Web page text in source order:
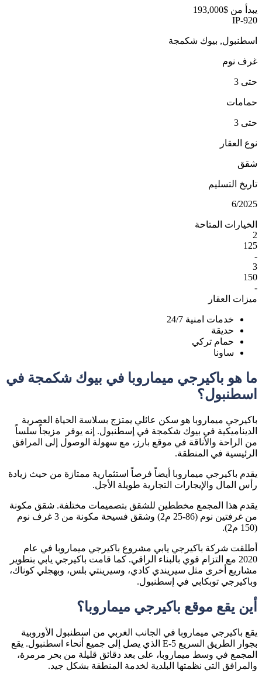
يبدأ من $193,000
IP-920
اسطنبول, بيوك شكمجة
غرف نوم
حتى 3
حمامات
حتى 3
نوع العقار
شقق
تاريخ التسليم
6/2025
الخيارات المتاحة
2
125
-
3
150
-
ميزات العقار
خدمات امنية 24/7
حديقة
حمام تركي
ساونا
ما هو باكيرجي ميماروبا في بيوك شكمجة في
اسطنبول؟
باكيرجي ميماروبا هو سكن عائلي يمتزج بسلاسة الحياة العصرية
الديناميكية في بيوك شكمجة في إسطنبول. إنه يوفر مزيجاً سلساً
من الراحة والأناقة في موقع بارز، مع سهولة الوصول إلى المرافق
الرئيسية في المنطقة.
يقدم باكيرجي ميماروبا أيضاً فرصاً استثمارية ممتازة من حيث زيادة
رأس المال والإيجارات التجارية طويلة الأجل.
يقدم هذا المجمع مخططين للشقق بتصميمات مختلفة. شقق مكونة
من غرفتين نوم (86-25 م2) وشقق فسيحة مكونة من 3 غرف نوم
(150 م2).
أطلقت شركة باكيرجي يابي مشروع باكيرجي ميماروبا في عام
2020 مع التزام قوي بالبناء الراقي. كما قامت باكيرجي يابي بتطوير
مشاريع أخرى مثل سيريندي كادي، وسيرينتي بلس، وبهجلي كوناك،
وباكيرجي توبكابي في إسطنبول.
أين يقع موقع باكيرجي ميماروبا؟
يقع باكيرجي ميماروبا في الجانب الغربي من اسطنبول الأوروبية
بجوار الطريق السريع E-5 الذي يصل إلى جميع أنحاء اسطنبول. يقع
المجمع في وسط ميماروبا، على بعد دقائق قليلة من بحر مرمرة،
والمرافق التي نظمتها البلدية لخدمة المنطقة بشكل جيد.